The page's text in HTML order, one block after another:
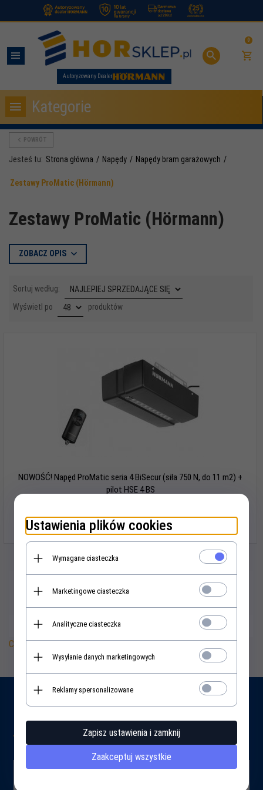
Autoryzowany Dealer
0
Kategorie
POWRÓT
Jesteś tu: Strona główna Napędy Napędy bram garażowych
Zestawy ProMatic (Hörmann)
Zestawy ProMatic (Hörmann)
ZOBACZ OPIS
Sortuj według: sort
Wyświetl po pop produktów
1293,
NOWOŚĆ! Napęd ProMatic seria 4 BiSecur (siła 750 N, do 11 m2) +
pilot HSE 4 BS
Hörmann ProMatic - napędy do bram
garażowych
NapędyHörmann ProMaticłączą niezawodność, płynną i cichą
pracę oraz wysoki poziom bezpieczeństwa. Zastosowane
rozwiązania ograniczają hałas, ułatwiają codzienne użytkowanie i
podnoszą ochronę przed podważeniem bramy dzięki
Dlaczego warto wybrać ProMatic?
wygodna obsługa pilotem.
Cicha praca- funkcje miękki start stop redukują drgania i
Bezpieczeństwo- wykrywanie przeszkód, automatyczne
Czytaj więcej
Blog
Gdzie kupić bramę segmentową o dużej szerokości
Ustawienia plików cookies
Wymagane ciasteczka
Marketingowe ciasteczka
Analityczne ciasteczka
Wysyłanie danych marketingowych
Reklamy spersonalizowane
Zapisz ustawienia i zamknij
Zaakceptuj wszystkie